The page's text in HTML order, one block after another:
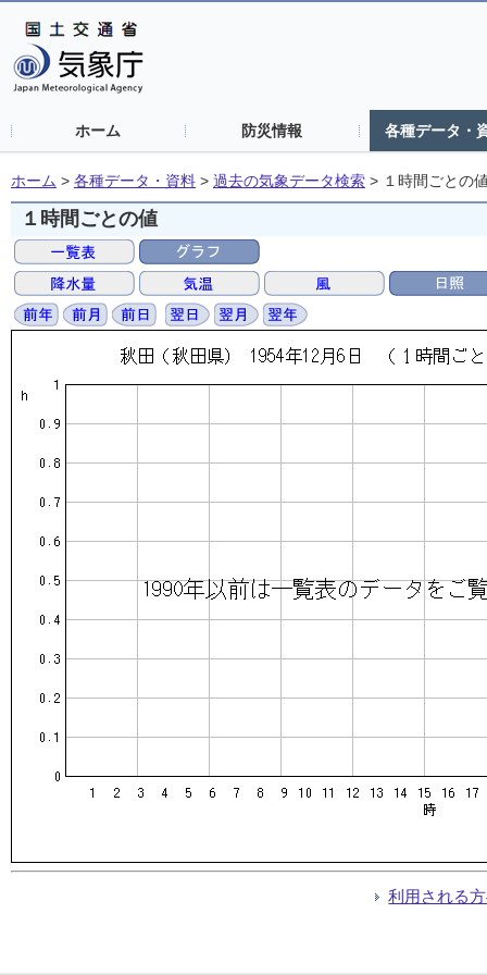
ホーム 防災情報 各種データ・
ホーム > 各種データ・資料 > 過去の気象データ検索 > １時間ごとの
１時間ごとの値
利用される